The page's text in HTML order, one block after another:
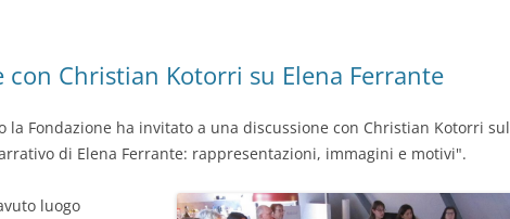
con Christian Kotorri su Elena Ferrante
la Fondazione ha invitato a una discussione con Christian Kotorri sul
di Elena Ferrante: rappresentazioni, immagini e motivi".
luogo